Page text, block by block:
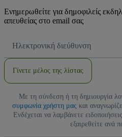
Ενημερωθείτε για δημοφιλείς
απευθείας στο email σας
Email
Γίνετε μέλος της λίστας
Με τη σύνδεση ή τη δημιουργία
συμφωνία χρήστη μας και
Ενδέχεται να λαμβάνετε
εξαιρεθείτε ανά